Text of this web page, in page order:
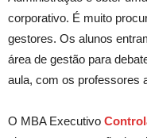
corporativo. É muito
gestores. Os alunos
área de gestão para
aula, com os professores
O MBA Executivo